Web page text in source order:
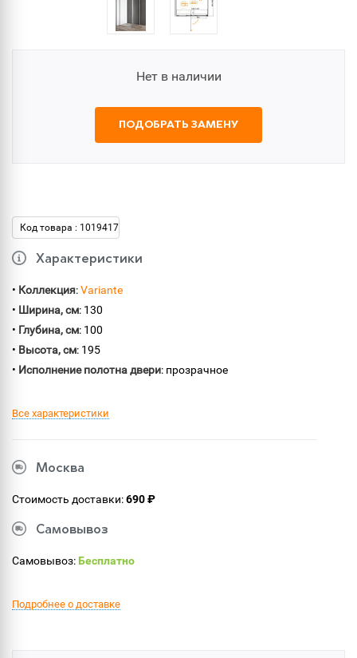
Нет в наличии
ПОДОБРАТЬ ЗАМЕНУ
Код товара : 1019417
Характеристики
• Коллекция:Variante
• Ширина, см: 130
• Глубина, см: 100
• Высота, см: 195
• Исполнение полотна двери: прозрачное
Все характеристики
Москва
Стоимость доставки:690 ₽
Самовывоз
Самовывоз:Бесплатно
Подробнее о доставке